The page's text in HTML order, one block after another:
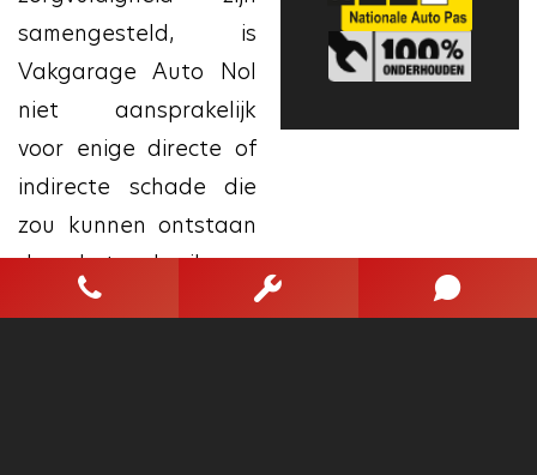
samengesteld, is
Vakgarage Auto Nol
niet aansprakelijk
voor enige directe of
indirecte schade die
zou kunnen ontstaan
door het gebruik van
deze aangeboden